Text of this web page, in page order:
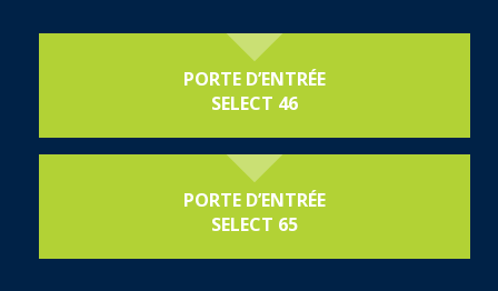
PORTE D’ENTRÉE
SELECT 46
PORTE D’ENTRÉE
SELECT 65